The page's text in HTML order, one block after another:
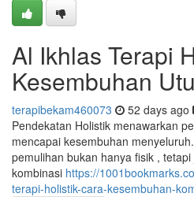
Al Ikhlas Terapi
Kesembuhan
terapibekam460073 52 days ago
Pendekatan Holistik menawarkan
mencapai kesembuhan
pemulihan bukan hanya fisik ,
kombinasi https://
terapi-holistik-cara-kesembuhan-